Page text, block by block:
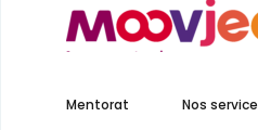
Mentorat Nos